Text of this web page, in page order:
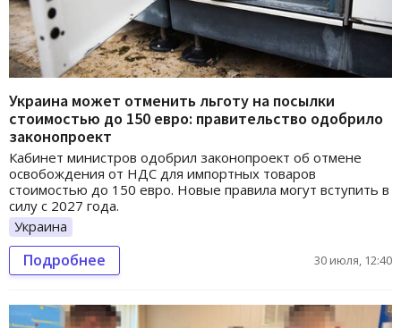
Украина может отменить льготу на посылки
стоимостью до 150 евро: правительство одобрило
законопроект
Кабинет министров одобрил законопроект об отмене
освобождения от НДС для импортных товаров
стоимостью до 150 евро. Новые правила могут вступить в
силу с 2027 года.
Украина
Подробнее 30 июля, 12:40